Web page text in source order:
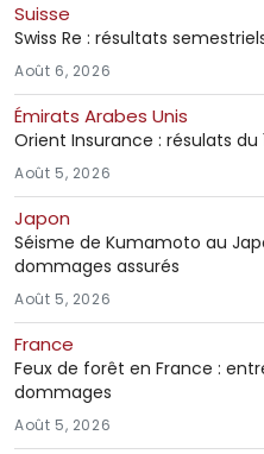
Suisse
Swiss Re : résultats
Août 6, 2026
Émirats Arabes Unis
Orient Insurance : résulats du
Août 5, 2026
Japon
Séisme de Kumamoto au
dommages assurés
Août 5, 2026
France
Feux de forêt en France :
dommages
Août 5, 2026